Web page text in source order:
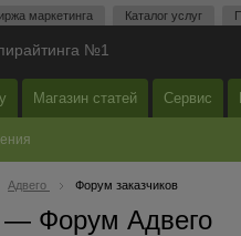
маркетинга Каталог услуг
№1
Магазин статей Сервис
Адвего Форум заказчиков
— Форум Адвего